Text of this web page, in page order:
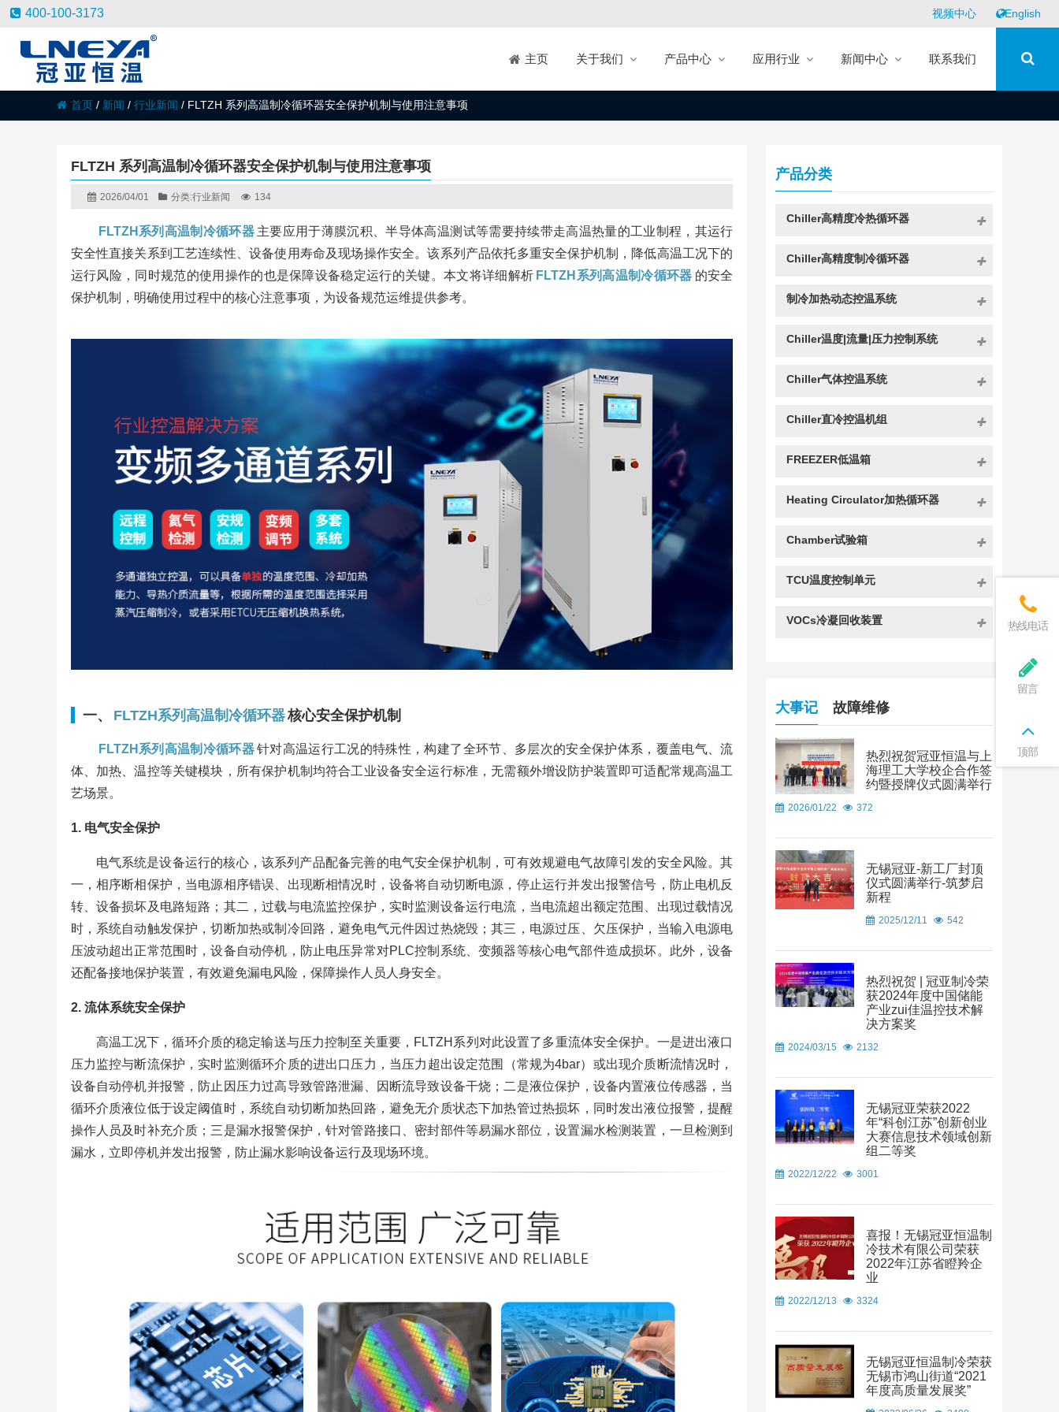
400-100-3173 视频中心 English
主页 关于我们 产品中心 应用行业 新闻中心 联系我们
首页 / 新闻 / 行业新闻 / FLTZH 系列高温制冷循环器安全保护机制与使用注意事项
FLTZH 系列高温制冷循环器安全保护机制与使用注意事项
2026/04/01 分类:行业新闻 134
FLTZH系列高温制冷循环器 主要应用于薄膜沉积、半导体高温测试等需要持续带走高温热量的工业制程，其运行
安全性直接关系到工艺连续性、设备使用寿命及现场操作安全。该系列产品依托多重安全保护机制，降低高温工况下的
运行风险，同时规范的使用操作的也是保障设备稳定运行的关键。本文将详细解析 FLTZH系列高温制冷循环器 的安全
保护机制，明确使用过程中的核心注意事项，为设备规范运维提供参考。
一、 FLTZH系列高温制冷循环器核心安全保护机制
FLTZH系列高温制冷循环器针对高温运行工况的特殊性，构建了全环节、多层次的安全保护体系，覆盖电气、流
体、加热、温控等关键模块，所有保护机制均符合工业设备安全运行标准，无需额外增设防护装置即可适配常规高温工
艺场景。
1. 电气安全保护
电气系统是设备运行的核心，该系列产品配备完善的电气安全保护机制，可有效规避电气故障引发的安全风险。其
一，相序断相保护，当电源相序错误、出现断相情况时，设备将自动切断电源，停止运行并发出报警信号，防止电机反
转、设备损坏及电路短路；其二，过载与电流监控保护，实时监测设备运行电流，当电流超出额定范围、出现过载情况
时，系统自动触发保护，切断加热或制冷回路，避免电气元件因过热烧毁；其三，电源过压、欠压保护，当输入电源电
压波动超出正常范围时，设备自动停机，防止电压异常对PLC控制系统、变频器等核心电气部件造成损坏。此外，设备
还配备接地保护装置，有效避免漏电风险，保障操作人员人身安全。
2. 流体系统安全保护
高温工况下，循环介质的稳定输送与压力控制至关重要，FLTZH系列对此设置了多重流体安全保护。一是进出液口
压力监控与断流保护，实时监测循环介质的进出口压力，当压力超出设定范围（常规为4bar）或出现介质断流情况时，
设备自动停机并报警，防止因压力过高导致管路泄漏、因断流导致设备干烧；二是液位保护，设备内置液位传感器，当
循环介质液位低于设定阈值时，系统自动切断加热回路，避免无介质状态下加热管过热损坏，同时发出液位报警，提醒
操作人员及时补充介质；三是漏水报警保护，针对管路接口、密封部件等易漏水部位，设置漏水检测装置，一旦检测到
漏水，立即停机并发出报警，防止漏水影响设备运行及现场环境。
产品分类
Chiller高精度冷热循环器
Chiller高精度制冷循环器
制冷加热动态控温系统
Chiller温度|流量|压力控制系统
Chiller气体控温系统
Chiller直冷控温机组
FREEZER低温箱
Heating Circulator加热循环器
Chamber试验箱
TCU温度控制单元
VOCs冷凝回收装置
大事记 故障维修
热烈祝贺冠亚恒温与上
海理工大学校企合作签
约暨授牌仪式圆满举行
2026/01/22 372
无锡冠亚-新工厂封顶
仪式圆满举行-筑梦启
新程
2025/12/11 542
热烈祝贺 | 冠亚制冷荣
获2024年度中国储能
产业zui佳温控技术解
决方案奖
2024/03/15 2132
无锡冠亚荣获2022
年“科创江苏”创新创业
大赛信息技术领域创新
组二等奖
2022/12/22 3001
喜报！无锡冠亚恒温制
冷技术有限公司荣获
2022年江苏省瞪羚企
业
2022/12/13 3324
无锡冠亚恒温制冷荣获
无锡市鸿山街道“2021
年度高质量发展奖”
热线电话
留言
顶部